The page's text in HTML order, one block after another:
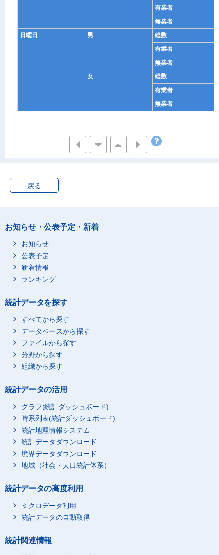
有業者
無業者
日曜日
男
総数
有業者
無業者
女
総数
有業者
無業者
戻る
お知らせ・公表予定・新着
お知らせ
公表予定
新着情報
ランキング
統計データを探す
すべてから探す
データベースから探す
ファイルから探す
分野から探す
組織から探す
統計データの活用
グラフ(統計ダッシュボード)
時系列表(統計ダッシュボード)
統計地理情報システム
統計データダウンロード
境界データダウンロード
地域（社会・人口統計体系）
統計データの高度利用
ミクロデータ利用
統計データの自動取得
統計関連情報